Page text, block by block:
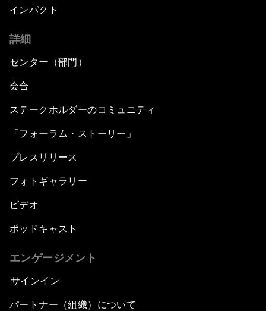
インパクト
詳細
センター（部門）
会合
ステークホルダーのコミュニティ
「フォーラム・ストーリー」
プレスリリース
フォトギャラリー
ビデオ
ポッドキャスト
エンゲージメント
サインイン
パートナー（組織）について